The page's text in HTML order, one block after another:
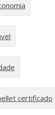
certificado